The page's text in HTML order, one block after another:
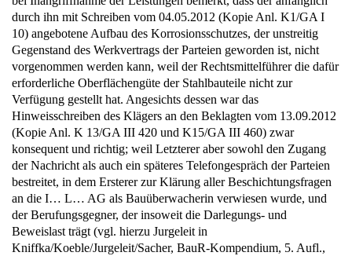
durch ihn mit Schreiben vom 04.05.2012 (Kopie Anl. K1/GA I
10) angebotene Aufbau des Korrosionsschutzes, der unstreitig
Gegenstand des Werkvertrags der Parteien geworden ist, nicht
vorgenommen werden kann, weil der Rechtsmittelführer die dafür
erforderliche Oberflächengüte der Stahlbauteile nicht zur
Verfügung gestellt hat. Angesichts dessen war das
Hinweisschreiben des Klägers an den Beklagten vom 13.09.2012
(Kopie Anl. K 13/GA III 420 und K15/GA III 460) zwar
konsequent und richtig; weil Letzterer aber sowohl den Zugang
der Nachricht als auch ein späteres Telefongespräch der Parteien
bestreitet, in dem Ersterer zur Klärung aller Beschichtungsfragen
an die I… L… AG als Bauüberwacherin verwiesen wurde, und
der Berufungsgegner, der insoweit die Darlegungs- und
Beweislast trägt (vgl. hierzu Jurgeleit in
Kniffka/Koeble/Jurgeleit/Sacher, BauR-Kompendium, 5. Aufl.,